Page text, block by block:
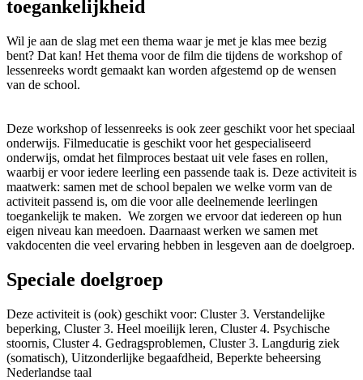
toegankelijkheid
Wil je aan de slag met een thema waar je met je klas mee bezig
bent? Dat kan! Het thema voor de film die tijdens de workshop of
lessenreeks wordt gemaakt kan worden afgestemd op de wensen
van de school.
Deze workshop of lessenreeks is ook zeer geschikt voor het speciaal
onderwijs. Filmeducatie is geschikt voor het gespecialiseerd
onderwijs, omdat het filmproces bestaat uit vele fases en rollen,
waarbij er voor iedere leerling een passende taak is. Deze activiteit is
maatwerk: samen met de school bepalen we welke vorm van de
activiteit passend is, om die voor alle deelnemende leerlingen
toegankelijk te maken. We zorgen we ervoor dat iedereen op hun
eigen niveau kan meedoen. Daarnaast werken we samen met
vakdocenten die veel ervaring hebben in lesgeven aan de doelgroep.
Speciale doelgroep
Deze activiteit is (ook) geschikt voor: Cluster 3. Verstandelijke
beperking, Cluster 3. Heel moeilijk leren, Cluster 4. Psychische
stoornis, Cluster 4. Gedragsproblemen, Cluster 3. Langdurig ziek
(somatisch), Uitzonderlijke begaafdheid, Beperkte beheersing
Nederlandse taal